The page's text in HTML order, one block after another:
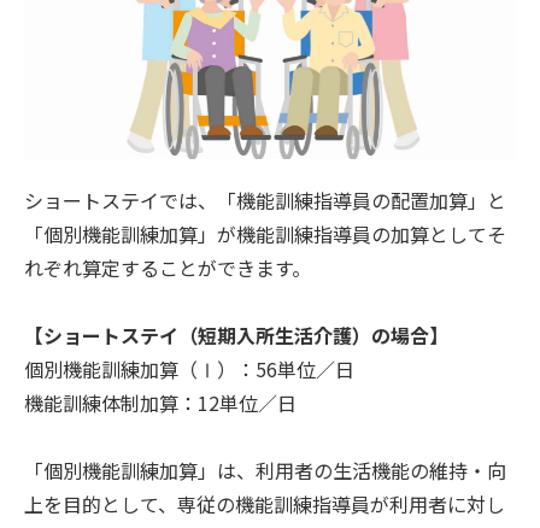
ショートステイでは、「機能訓練指導員の配置加算」と
「個別機能訓練加算」が機能訓練指導員の加算としてそ
れぞれ算定することができます。
【ショートステイ（短期入所生活介護）の場合】
個別機能訓練加算（Ⅰ）：56単位／日
機能訓練体制加算：12単位／日
「個別機能訓練加算」は、利用者の生活機能の維持・向
上を目的として、専従の機能訓練指導員が利用者に対し